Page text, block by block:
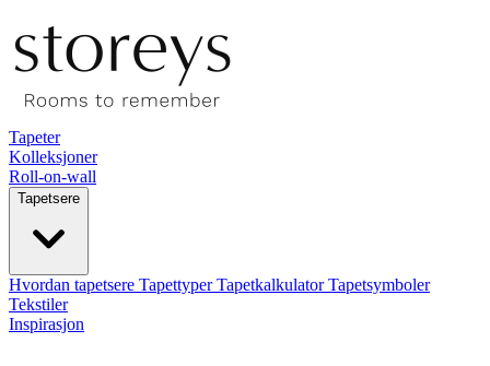
Tapeter
Kolleksjoner
Roll-on-wall
Tapetsere
Hvordan tapetsere TapettyperTapetkalkulatorTapetsymboler
Tekstiler
Inspirasjon